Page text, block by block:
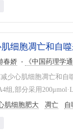
细胞凋亡和自
春娇 《中国药理学通
少心肌细胞凋亡和
组,部分采用
肌细胞肥大 凋亡 自